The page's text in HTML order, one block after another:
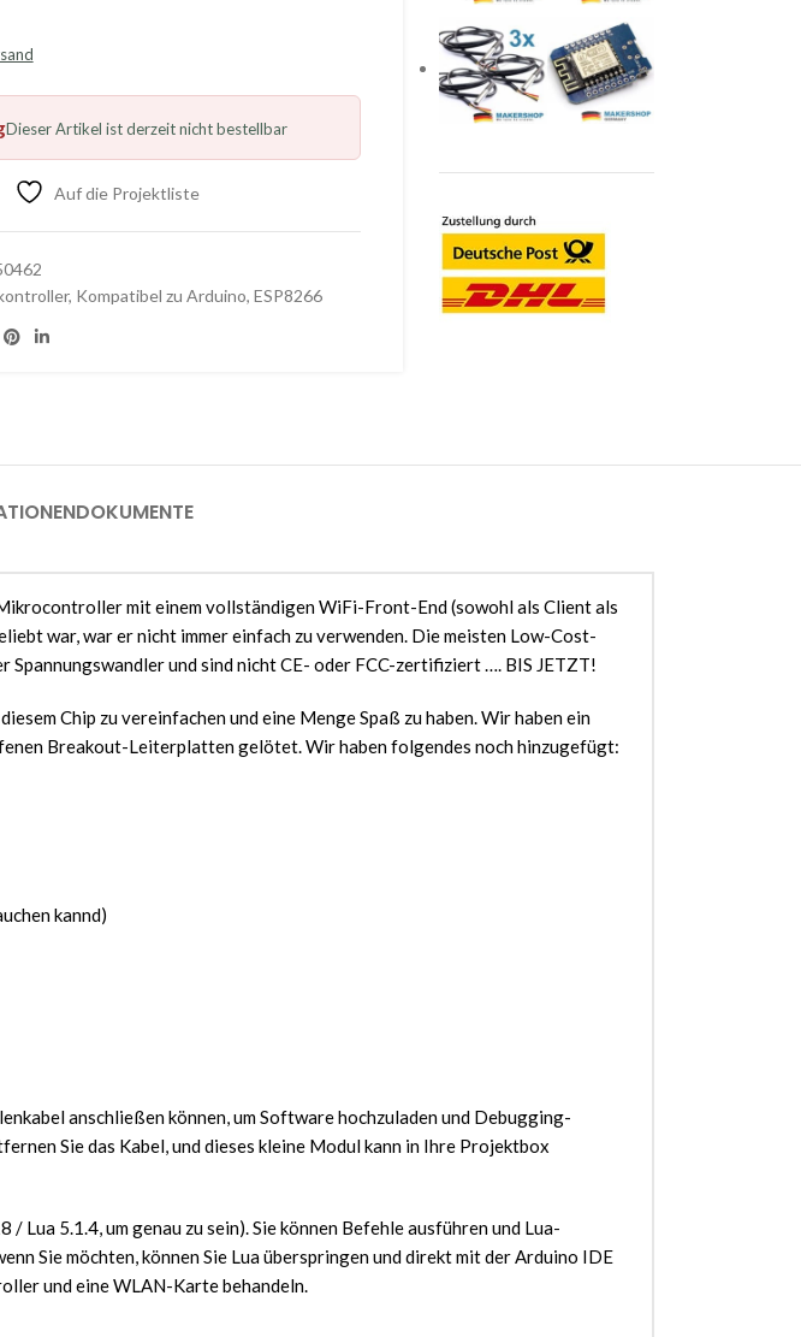
Dieser Artikel ist derzeit nicht bestellbar
Auf die Projektliste
, Kompatibel zu Arduino, ESP8266
DOKUMENTE
mit einem vollständigen WiFi-Front-End (sowohl als Client als
war, war er nicht immer einfach zu verwenden. Die meisten Low-Cost-
und sind nicht CE- oder FCC-zertifiziert …. BIS JETZT!
Chip zu vereinfachen und eine Menge Spaß zu haben. Wir haben ein
Breakout-Leiterplatten gelötet. Wir haben folgendes noch hinzugefügt:
kannd)
anschließen können, um Software hochzuladen und Debugging-
Sie das Kabel, und dieses kleine Modul kann in Ihre Projektbox
5.1.4, um genau zu sein). Sie können Befehle ausführen und Lua-
Sie möchten, können Sie Lua überspringen und direkt mit der Arduino IDE
und eine WLAN-Karte behandeln.